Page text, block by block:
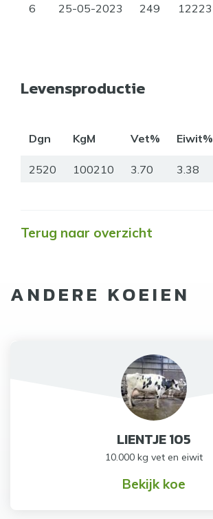
6 25-05-2023 249 12223
Levensproductie
Dgn KgM Vet% Eiwit%
2520 100210 3.70 3.38
Terug naar overzicht
ANDERE KOEIEN
LIENTJE 105
10.000 kg vet en eiwit
Bekijk koe